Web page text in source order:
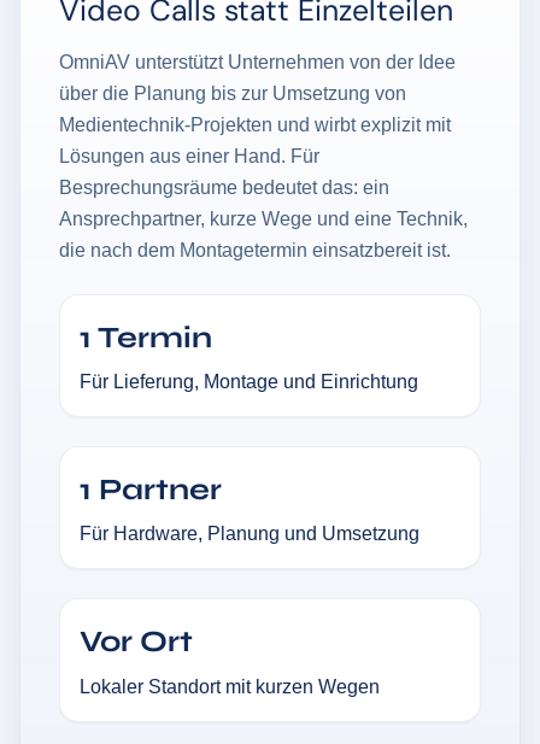
Video Calls statt Einzelteilen
OmniAV unterstützt Unternehmen von der Idee
über die Planung bis zur Umsetzung von
Medientechnik-Projekten und wirbt explizit mit
Lösungen aus einer Hand. Für
Besprechungsräume bedeutet das: ein
Ansprechpartner, kurze Wege und eine Technik,
die nach dem Montagetermin einsatzbereit ist.
1 Termin
Für Lieferung, Montage und Einrichtung
1 Partner
Für Hardware, Planung und Umsetzung
Vor Ort
Lokaler Standort mit kurzen Wegen